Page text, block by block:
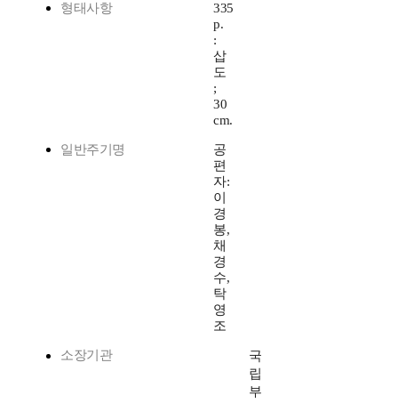
형태사항
335
p.
:
삽
도
;
30
cm.
일반주기명
공
편
자:
이
경
봉,
채
경
수,
탁
영
조
소장기관
국
립
부